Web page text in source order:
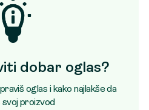
dobar oglas?
oglas i kako najlakše da
proizvod